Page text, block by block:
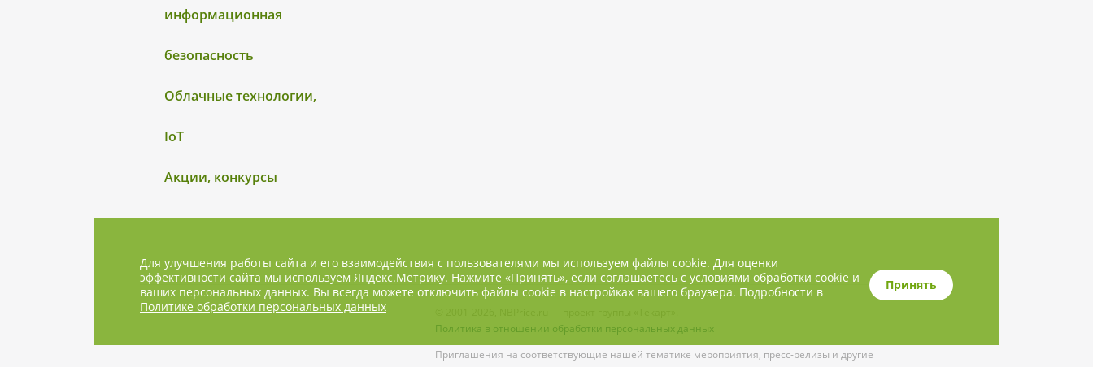
информационная
безопасность
Облачные технологии,
IoT
Акции, конкурсы
Политика в отношении обработки персональных данных
Приглашения на соответствующие нашей тематике мероприятия, пресс-релизы и другие
Для улучшения работы сайта и его взаимодействия с пользователями мы используем файлы cookie. Для оценки
эффективности сайта мы используем Яндекс.Метрику. Нажмите «Принять», если соглашаетесь с условиями обработки cookie и
ваших персональных данных. Вы всегда можете отключить файлы cookie в настройках вашего браузера. Подробности в
Политике обработки персональных данных
Принять